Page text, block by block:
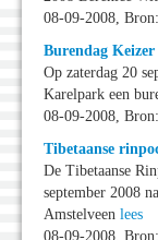
08-09-2008,
Burendag
Op zaterdag 20
Karelpark een
08-09-2008,
Tibetaanse
De Tibetaanse
september 2008
Amstelveen lees
08-09-2008,